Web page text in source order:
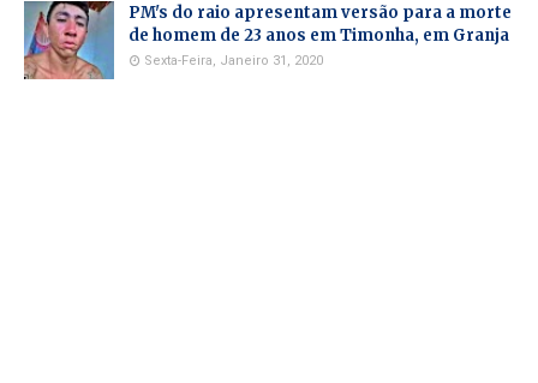
PM's do raio apresentam versão para a morte
de homem de 23 anos em Timonha, em Granja
Sexta-Feira, Janeiro 31, 2020